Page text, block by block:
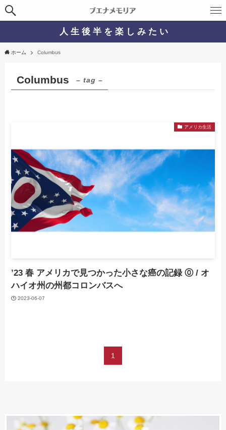
人 生 後 半 を 楽 し み た い
ホーム Columbus
Columbus – tag –
アメリカ生活
’23 春 アメリカで見つかった小さな癌の記録 ⓪ / オ
ハイオ州の州都コロンバスへ
2023-06-07
1